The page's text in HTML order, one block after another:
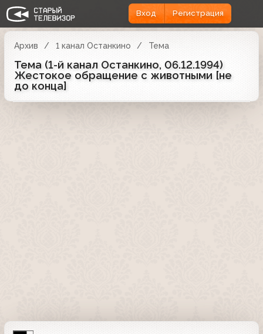
Вход Регистрация
Архив 1 канал Останкино Тема
Тема (1-й канал Останкино, 06.12.1994)
Жестокое обращение с животными [не
до конца]